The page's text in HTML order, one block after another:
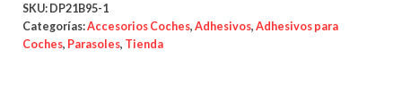
cantidad
SKU: DP21B95-1
Categorías:Accesorios Coches, Adhesivos, Adhesivos para
Coches, Parasoles, Tienda